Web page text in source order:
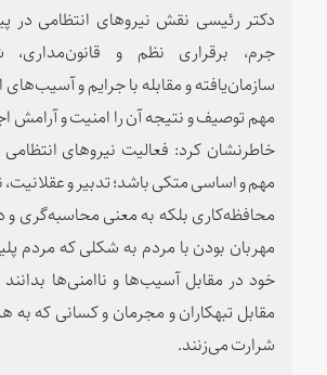
دکتر رئیسی نقش نیروهای انتظامی در
جرم، برقراری نظم و قانون‌مداری،
سازمان‌یافته و مقابله با جرایم و آسیب‌های
مهم توصیف و نتیجه آن را امنیت و آرامش
خاطرنشان کرد: فعالیت نیروهای
مهم و اساسی متکی باشد؛ تدبیر و
محافظه‌کاری بلکه به معنی محاسبه‌گری
مهربان بودن با مردم به شکلی که مردم
خود در مقابل آسیب‌ها و ناامنی‌ها
مقابل تبهکاران و مجرمان و کسانی که
شرارت می‌زنند.